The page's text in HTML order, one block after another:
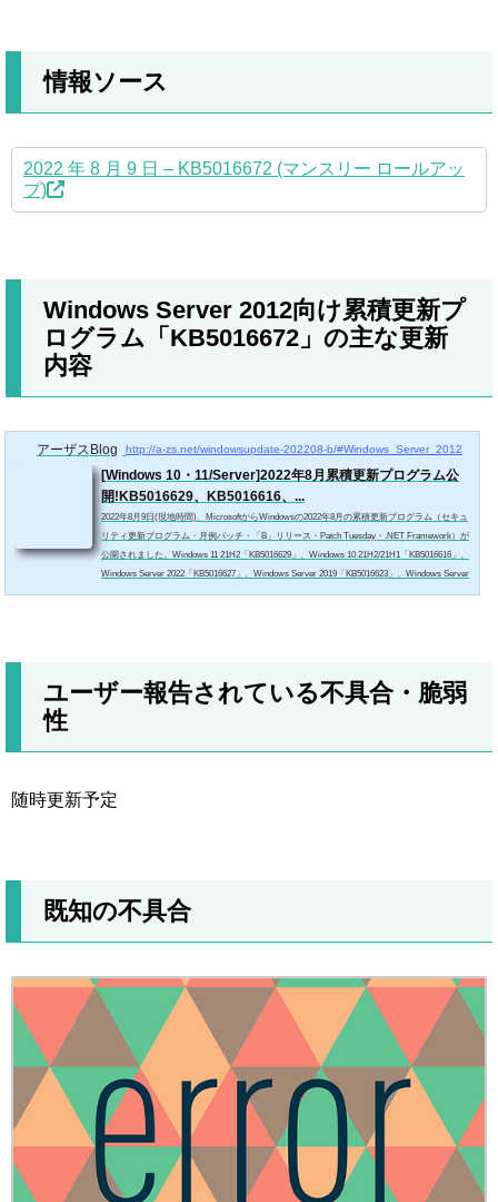
情報ソース
2022 年 8 月 9 日 – KB5016672 (マンスリー ロールアッ
プ)
Windows Server 2012向け累積更新プ
ログラム「KB5016672」の主な更新
内容
アーザスBlog http://a-zs.net/windowsupdate-202208-b/#Windows_Server_2012
[Windows 10・11/Server]2022年8月累積更新プログラム公
開!KB5016629、KB5016616、...
2022年8月9日(現地時間)、MicrosoftからWindowsの2022年8月の累積更新プログラム（セキュ
リティ更新プログラム・月例パッチ・「B」リリース・Patch Tuesday・.NET Framework）が
公開されました。Windows 11 21H2「KB5016629」、Windows 10 21H2/21H1「KB5016616」、
Windows Server 2022「KB5016627」、Windows Server 2019「KB5016623」、Windows Server
2016「KB5016622」、Windows Server 2012 R2「KB5016681」、Windows Server 2012「KB501
ユーザー報告されている不具合・脆弱
性
随時更新予定
既知の不具合